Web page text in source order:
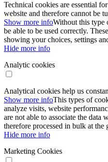
Technical cookies are essential
website and therefore cannot be
Show more infoWithout this type
be able to be used correctly.
showing your choices, settings
Hide more info
Analytic cookies
Analytical cookies help us
Show more infoThis types of
analyze visits, website
are not able to associate the data
therefore processed in bulk at the
Hide more info
Marketing Cookies